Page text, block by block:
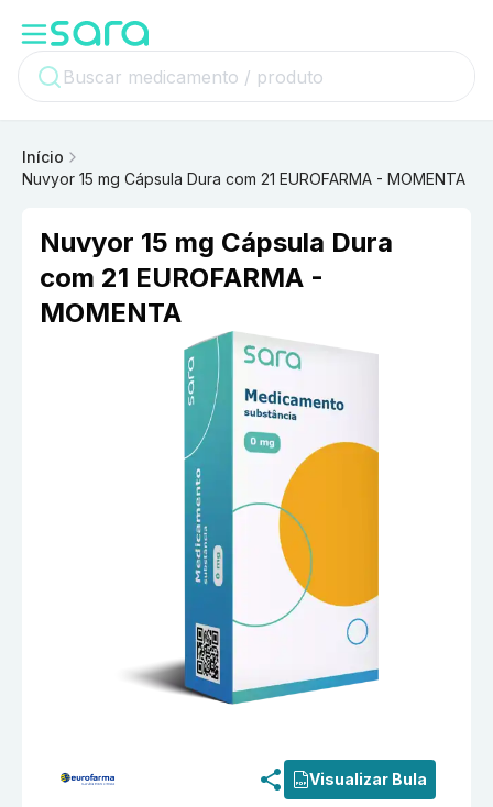
Início
Nuvyor 15 mg Cápsula Dura com 21 EUROFARMA - MOMENTA
Nuvyor 15 mg Cápsula Dura
com 21 EUROFARMA -
MOMENTA
Visualizar Bula